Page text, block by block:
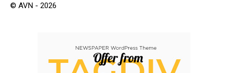
© AVN - 2026